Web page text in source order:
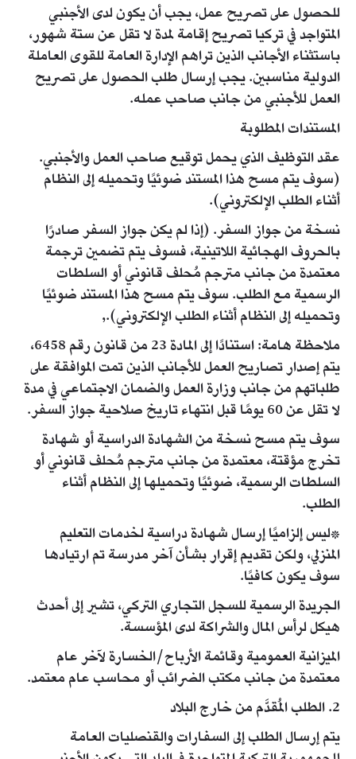
للحصول على تصريح عمل، يجب أن يكون لدى الأجنبي
المتواجد في تركيا تصريح إقامة لمدة لا تقل عن ستة شهور،
باستثناء الأجانب الذين تراهم الإدارة العامة للقوى العاملة
الدولية مناسبين. يجب إرسال طلب الحصول على تصريح
العمل للأجنبي من جانب صاحب عمله.​
المستندات المطلوبة​​
​عقد التوظيف الذي يحمل توقيع صاحب العمل والأجنبي.
(سوف يتم مسح هذا المستند ضوئيًا وتحميله إلى النظام
أثناء الطلب الإلكتروني).
نسخة من جواز السفر. (إذا لم يكن جواز السفر صادرًا
بالحروف الهجائية اللاتينية، فسوف يتم تضمين ترجمة
معتمدة من جانب مترجم مُحلف قانوني أو السلطات
الرسمية مع الطلب. سوف يتم مسح هذا المستند ضوئيًا
وتحميله إلى النظام أثناء الطلب الإلكتروني).,
ملاحظة هامة: استنادًا إلى المادة 23 من قانون رقم 6458،
يتم إصدار تصاريح العمل للأجانب الذين تمت الموافقة على
طلباتهم من جانب وزارة العمل والضمان الاجتماعي في مدة
لا تقل عن 60 يومًا قبل انتهاء تاريخ صلاحية جواز السفر.
سوف يتم مسح نسخة من الشهادة الدراسية أو شهادة
تخرج مؤقتة، معتمدة من جانب مترجم مُحلف قانوني أو
السلطات الرسمية، ضوئيًا وتحميلها إلى النظام أثناء
الطلب.
*ليس إلزاميًا إرسال شهادة دراسية لخدمات التعليم
المنزلي، ولكن تقديم إقرار بشأن آخر مدرسة تم ارتيادها
سوف يكون كافيًا.
الجريدة الرسمية للسجل التجاري التركي، تشير إلى أحدث
هيكل لرأس المال والشراكة لدى المؤسسة.
​الميزانية العمومية وقائمة الأرباح/الخسارة لآخر عام
معتمدة من جانب مكتب الضرائب أو محاسب عام معتمد.
2. الطلب المُقدَّم من خارج البلاد
يتم إرسال الطلب إلى السفارات والقنصليات العامة